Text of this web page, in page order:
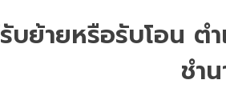
บย้ายหรือรับโอน
ชำ